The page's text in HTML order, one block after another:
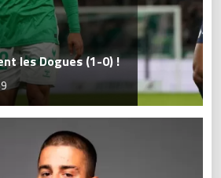
les Dogues (1-0) !